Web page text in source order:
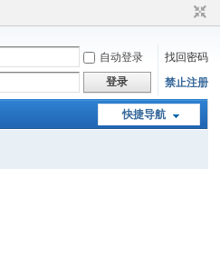
自动登录
找回密码
登录 禁止注册
快捷导航